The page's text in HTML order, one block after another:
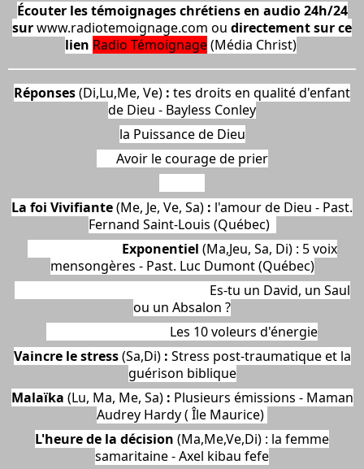
Écouter les témoignages chrétiens en audio 24h/24
surwww.radiotemoignage.com ou directement sur ce
lien Radio Témoignage (Média Christ)
Réponses(Di,Lu,Me, Ve) : tes droits en qualité d'enfant
de Dieu - Bayless Conley
la Puissance de Dieu
Avoir le courage de prier
La foi Vivifiante(Me, Je, Ve, Sa) : l'amour de Dieu - Past.
Fernand Saint-Louis (Québec)
Exponentiel (Ma,Jeu, Sa, Di) : 5 voix
mensongères - Past. Luc Dumont (Québec)
Es-tu un David, un Saul
ou un Absalon ?
Les 10 voleurs d'énergie
Vaincre le stress(Sa,Di): Stress post-traumatique et la
guérison biblique
Malaïka (Lu, Ma, Me, Sa): Plusieurs émissions - Maman
Audrey Hardy ( Île Maurice)
L'heure de la décision (Ma,Me,Ve,Di) : la femme
samaritaine - Axel kibau fefe